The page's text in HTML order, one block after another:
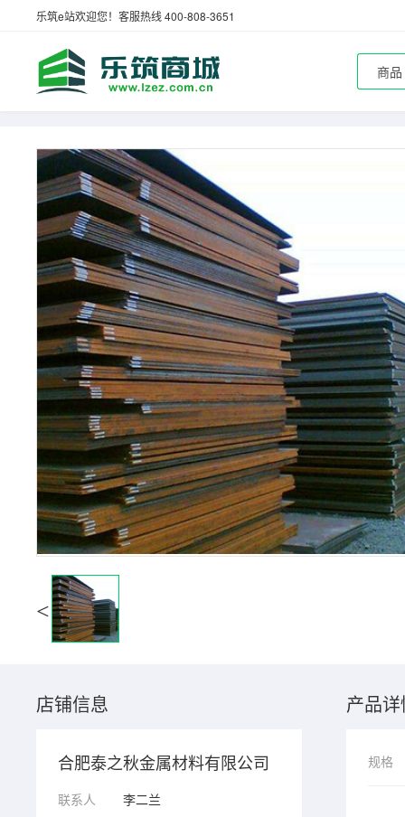
乐筑e站欢迎您！客服热线 400-808-3651
<
店铺信息
合肥泰之秋金属材料有限公司
联系人
李二兰
产品
规格